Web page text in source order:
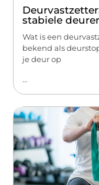
stabiele
Wat is een
bekend als
je deur op
...